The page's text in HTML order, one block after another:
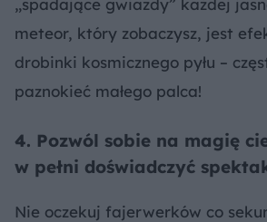
„spadające gwiazdy” każdej
meteor, który zobaczysz, jest
drobinki kosmicznego pyłu –
paznokieć małego palca!
4. Pozwól sobie na magię
w pełni doświadczyć
Nie oczekuj fajerwerków co